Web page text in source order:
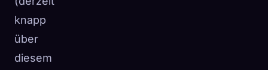
knapp
über
diesem